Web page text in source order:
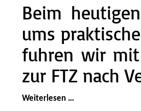
Beim
ums
fuhren wir mit
zur FTZ nach
Weiterlesen …